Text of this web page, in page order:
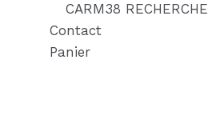
CARM38 RECHERCHE
Contact
Panier